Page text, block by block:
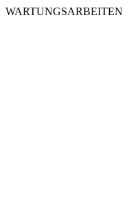
WARTUNGSARBEITEN